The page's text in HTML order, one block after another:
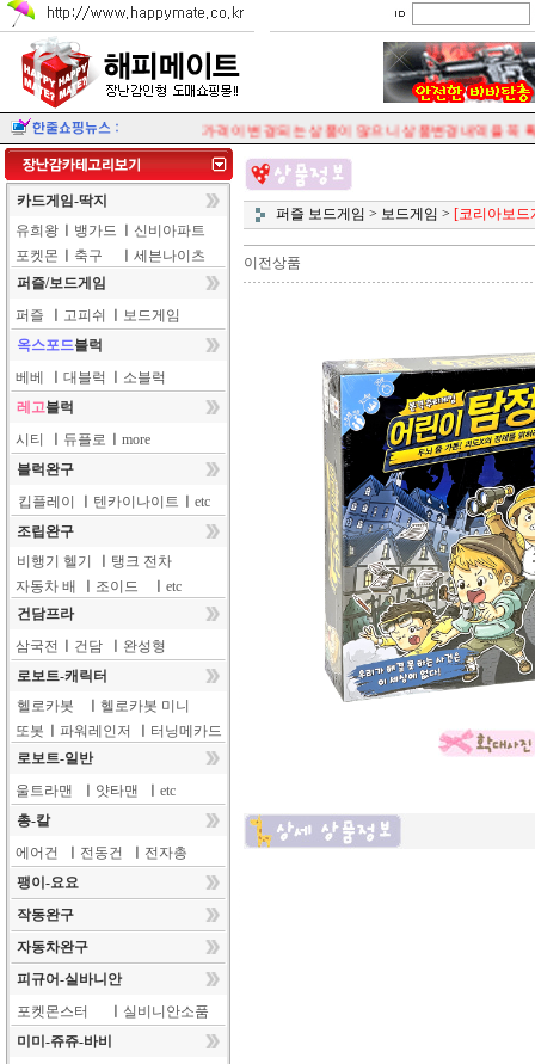
가격이 변경되는 상품이 많으니 상품변경내역을 꼭 확
카드게임-딱지
유희왕
뱅가드
신비아파트
포켓몬
축구
세븐나이츠
퍼즐/보드게임
퍼즐
고피쉬
보드게임
옥스포드블럭
베베
대블럭
소블럭
레고블럭
시티
듀플로
more
블럭완구
킵플레이
텐카이나이트
etc
조립완구
비행기 헬기
탱크 전차
자동차 배
조이드
etc
건담프라
삼국전
건담
완성형
로보트-캐릭터
헬로카봇
헬로카봇 미니
또봇
파워레인저
터닝메카드
로보트-일반
울트라맨
얏타맨
etc
총-칼
에어건
전동건
전자총
팽이-요요
작동완구
자동차완구
피규어-실바니안
포켓몬스터
실비니안소품
미미-쥬쥬-바비
퍼즐 보드게임 > 보드게임 > [코리아보드
이전상품